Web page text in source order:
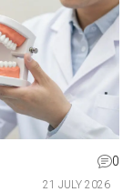
0
21 JULY 2026